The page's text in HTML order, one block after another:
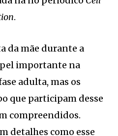
.
da mãe durante a
importante na
adulta, mas os
que participam desse
compreendidos.
detalhes como esse